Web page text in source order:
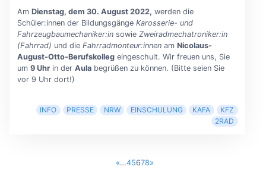
Am Dienstag, dem 30. August 2022, werden die
Schüler:innen der Bildungsgänge Karosserie- und
Fahrzeugbaumechaniker:insowie Zweiradmechatroniker:in
(Fahrrad) und die Fahrradmonteur:innenam Nicolaus-
August-Otto-Berufskollegeingeschult. Wir freuen uns, Sie
um 9 Uhrin der Aulabegrüßen zu können. (Bitte seien Sie
vor 9 Uhr dort!)
INFO PRESSE NRW EINSCHULUNG KAFA
KFZ
2RAD
«…45678»